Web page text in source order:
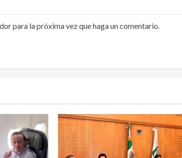
para la próxima vez que haga un comentario.